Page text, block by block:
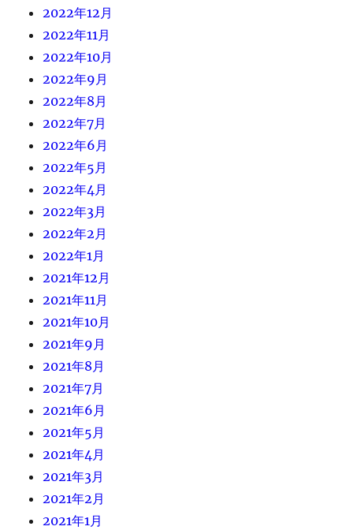
2022年12月
2022年11月
2022年10月
2022年9月
2022年8月
2022年7月
2022年6月
2022年5月
2022年4月
2022年3月
2022年2月
2022年1月
2021年12月
2021年11月
2021年10月
2021年9月
2021年8月
2021年7月
2021年6月
2021年5月
2021年4月
2021年3月
2021年2月
2021年1月